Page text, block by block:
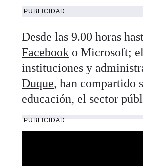
PUBLICIDAD
Desde las 9.00 horas
Facebook o Microsoft;
instituciones y
Duque, han compartido
educación, el sector
PUBLICIDAD